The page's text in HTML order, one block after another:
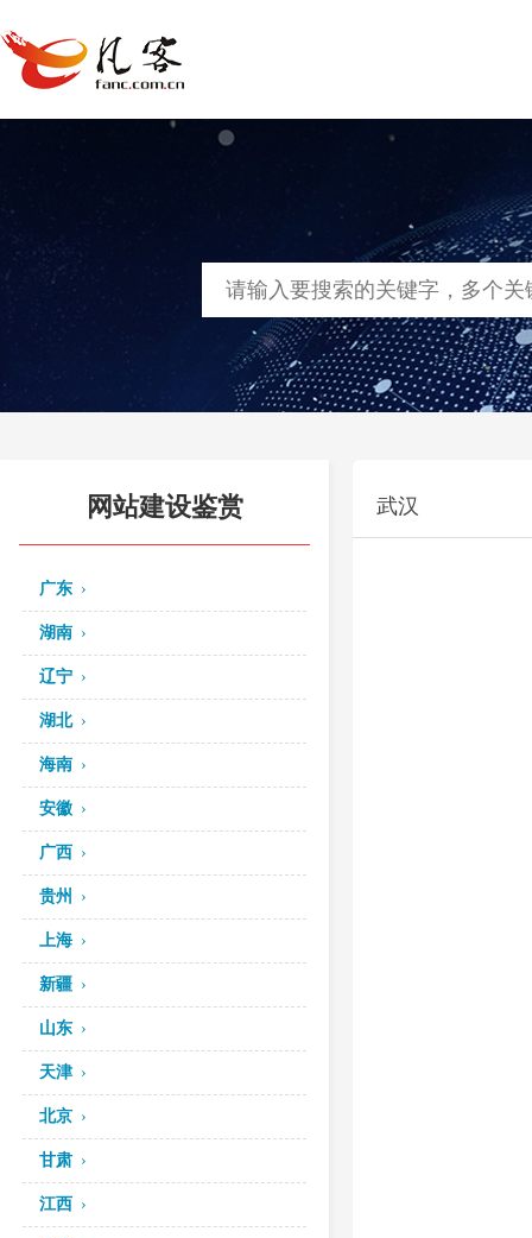
网站建设 软件定制
网站建设鉴赏
广东
湖南
辽宁
湖北
海南
安徽
广西
贵州
上海
新疆
山东
天津
北京
甘肃
江西
武汉